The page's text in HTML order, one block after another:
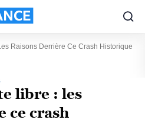
Raisons Derrière Ce Crash Historique
libre : les
ce crash